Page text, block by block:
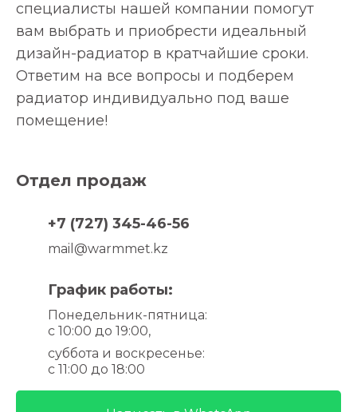
специалисты нашей компании помогут
вам выбрать и приобрести идеальный
дизайн-радиатор в кратчайшие сроки.
Ответим на все вопросы и подберем
радиатор индивидуально под ваше
помещение!
Отдел продаж
+7 (727) 345-46-56
mail@warmmet.kz
График работы:
Понедельник-пятница:
с 10:00 до 19:00,
суббота и воскресенье:
с 11:00 до 18:00